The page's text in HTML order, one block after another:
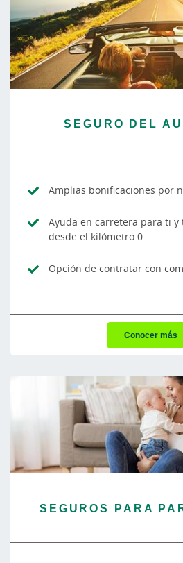
SEGURO DEL
Amplias bonificaciones por
Ayuda en carretera para ti y
desde el kilómetro 0
Opción de contratar con
Conocer más
SEGUROS PARA